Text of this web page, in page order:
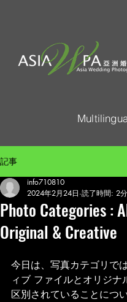
記事
Photo Categories :
Original & Creative
info710810
2024年2月24日 読了時間: 2分
今日は、写真カテゴリで
ィブ ファイルとオリジナ
区別されていることにつ